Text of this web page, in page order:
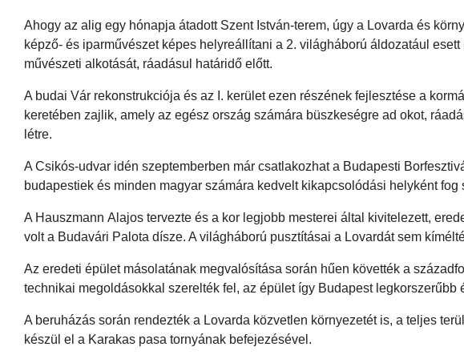
Ahogy az alig egy hónapja átadott Szent István-terem, úgy a Lovarda és
képző- és iparművészet képes helyreállítani a 2. világháború áldozatául
művészeti alkotását, ráadásul határidő előtt.
A budai Vár rekonstrukciója és az I. kerület ezen részének fejlesztése a
keretében zajlik, amely az egész ország számára büszkeségre ad okot,
létre.
A Csikós-udvar idén szeptemberben már csatlakozhat a Budapesti
budapestiek és minden magyar számára kedvelt kikapcsolódási helyként fog
A Hauszmann Alajos tervezte és a kor legjobb mesterei által kivitelezett,
volt a Budavári Palota dísze. A világháború pusztításai a Lovardát sem
Az eredeti épület másolatának megvalósítása során hűen követték a
technikai megoldásokkal szerelték fel, az épület így Budapest
A beruházás során rendezték a Lovarda közvetlen környezetét is, a teljes
készül el a Karakas pasa tornyának befejezésével.